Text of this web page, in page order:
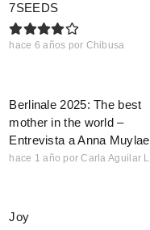
7SEEDS
hace 6 años por Chibusa
Berlinale 2025: The best
mother in the world –
Entrevista a Anna
hace 1 año por Carla Aguilar
Joy